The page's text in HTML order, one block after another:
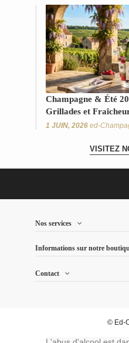
Champagne & Été
Grillades et
1 JUIN, 2026 ed-
VISITEZ
Nos services
Informations sur notre
Contact
© Ed-